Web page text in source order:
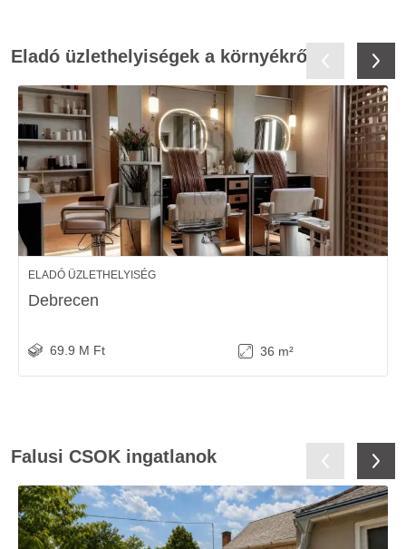
Eladó üzlethelyiségek a környékről
ELADÓ ÜZLETHELYISÉG
Debrecen
69.9 M Ft 36 m²
Falusi CSOK ingatlanok